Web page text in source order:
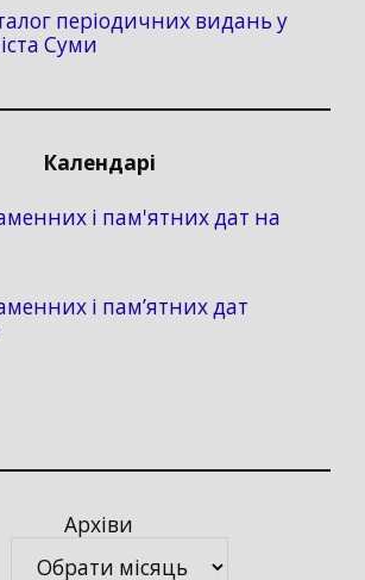
періодичних видань у
Суми
Календарі
і пам'ятних дат на
і пам’ятних дат
Архіви